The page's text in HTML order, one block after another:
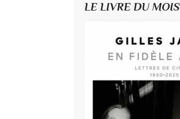
LE LIVRE DU MOIS